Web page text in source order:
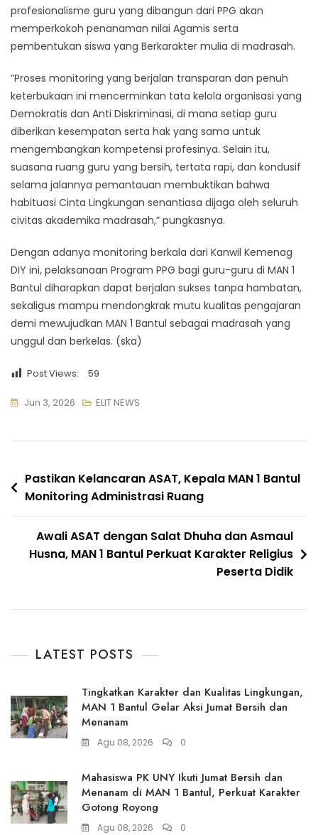
profesionalisme guru yang dibangun dari PPG akan
memperkokoh penanaman nilai Agamis serta
pembentukan siswa yang Berkarakter mulia di madrasah.
​”Proses monitoring yang berjalan transparan dan penuh
keterbukaan ini mencerminkan tata kelola organisasi yang
Demokratis dan Anti Diskriminasi, di mana setiap guru
diberikan kesempatan serta hak yang sama untuk
mengembangkan kompetensi profesinya. Selain itu,
suasana ruang guru yang bersih, tertata rapi, dan kondusif
selama jalannya pemantauan membuktikan bahwa
habituasi Cinta Lingkungan senantiasa dijaga oleh seluruh
civitas akademika madrasah,” pungkasnya.​
Dengan adanya monitoring berkala dari Kanwil Kemenag
DIY ini, pelaksanaan Program PPG bagi guru-guru di MAN 1
Bantul diharapkan dapat berjalan sukses tanpa hambatan,
sekaligus mampu mendongkrak mutu kualitas pengajaran
demi mewujudkan MAN 1 Bantul sebagai madrasah yang
unggul dan berkelas. (ska)
Post Views: 59
Jun 3, 2026 ELIT NEWS
Navigasi
pos
Pastikan Kelancaran ASAT, Kepala MAN 1 Bantul
Monitoring Administrasi Ruang
Awali ASAT dengan Salat Dhuha dan Asmaul
Husna, MAN 1 Bantul Perkuat Karakter Religius
Peserta Didik
LATEST POSTS
Tingkatkan Karakter dan Kualitas Lingkungan,
MAN 1 Bantul Gelar Aksi Jumat Bersih dan
Menanam
Agu 08, 2026 0
Mahasiswa PK UNY Ikuti Jumat Bersih dan
Menanam di MAN 1 Bantul, Perkuat Karakter
Gotong Royong
Agu 08, 2026 0